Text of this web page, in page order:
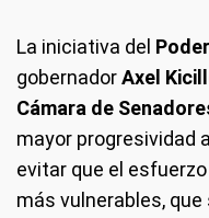
La iniciativa del
gobernadorAxel
Cámara de
mayor progresividad
evitar que el
más vulnerables,